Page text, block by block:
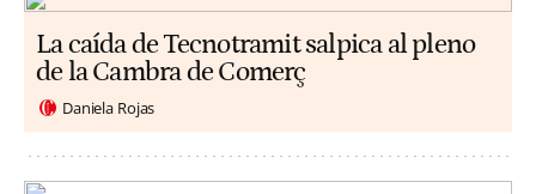
La caída de Tecnotramit salpica al pleno
de la Cambra de Comerç
Daniela Rojas